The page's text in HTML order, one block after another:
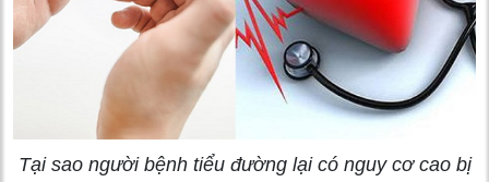
Tại sao người bệnh tiểu đường lại có nguy cơ cao bị